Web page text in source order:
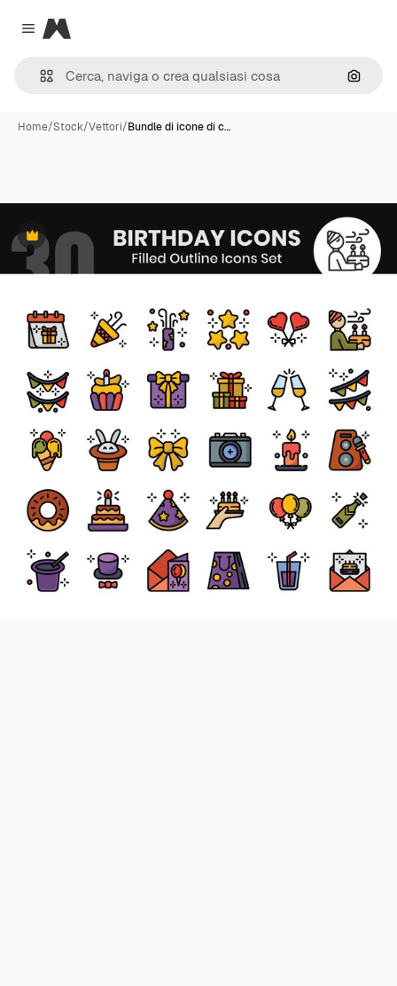
Close menu
Magnific
Cerca
Home/Stock/Vettori/Bundle di icone di c…
Premium